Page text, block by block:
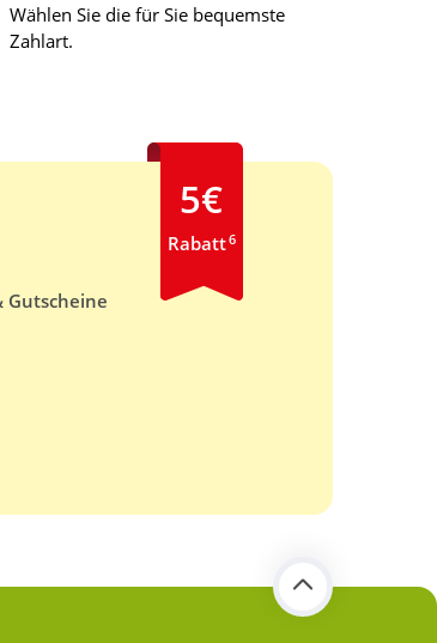
Wählen Sie die für Sie bequemste
Zahlart.
Gutscheine
5€
Rabatt6